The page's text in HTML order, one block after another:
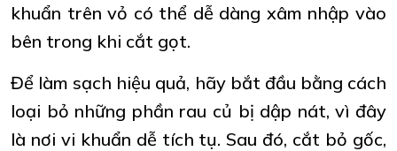
khuẩn trên vỏ có thể dễ dàng xâm nhập vào
bên trong khi cắt gọt.
Để làm sạch hiệu quả, hãy bắt đầu bằng cách
loại bỏ những phần rau củ bị dập nát, vì đây
là nơi vi khuẩn dễ tích tụ. Sau đó, cắt bỏ gốc,